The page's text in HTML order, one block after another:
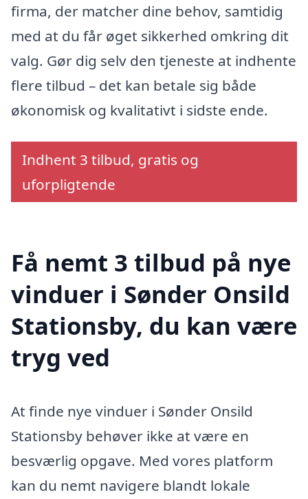
firma, der matcher dine behov, samtidig
med at du får øget sikkerhed omkring dit
valg. Gør dig selv den tjeneste at indhente
flere tilbud – det kan betale sig både
økonomisk og kvalitativt i sidste ende.
Indhent 3 tilbud, gratis og
uforpligtende
Få nemt 3 tilbud på nye
vinduer i Sønder Onsild
Stationsby, du kan være
tryg ved
At finde nye vinduer i Sønder Onsild
Stationsby behøver ikke at være en
besværlig opgave. Med vores platform
kan du nemt navigere blandt lokale